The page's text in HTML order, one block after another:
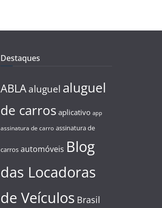
Destaques
ABLA aluguel aluguel
de carros aplicativo app
assinatura de carro assinatura de
carros automóveis Blog
das Locadoras
de Veículos Brasil